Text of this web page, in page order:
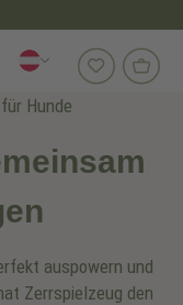
Hunde
auspowern und
Zerrspielzeug den